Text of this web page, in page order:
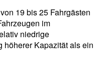
19 bis 25 Fahrgästen
im
niedrige
höherer Kapazität als ein